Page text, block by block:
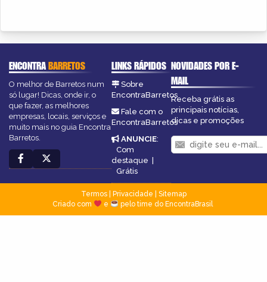
ENCONTRABARRETOS
O melhor de Barretos num
só lugar! Dicas, onde ir, o
que fazer, as melhores
empresas, locais, serviços e
muito mais no guia Encontra
Barretos.
LINKS RÁPIDOS
Sobre
EncontraBarretos
Fale com o
EncontraBarretos
ANUNCIE:
Com
destaque |
Grátis
NOVIDADES POR E-
MAIL
Receba grátis as
principais notícias,
dicas e promoções
Termos| Privacidade
Sitemap
Criado com
e pelo time do EncontraBrasil